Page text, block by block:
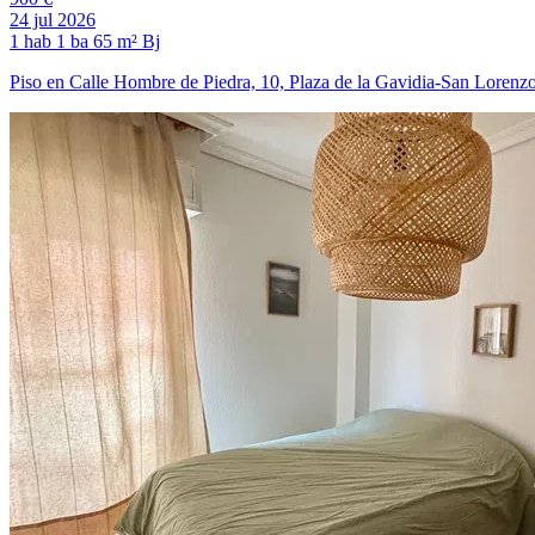
24 jul 2026
1 hab 1 ba 65 m² Bj
Piso en Calle Hombre de Piedra, 10, Plaza de la Gavidia-San